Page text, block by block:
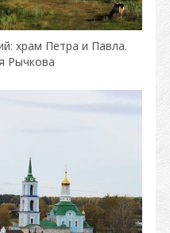
храм Петра и Павла.
Рычкова